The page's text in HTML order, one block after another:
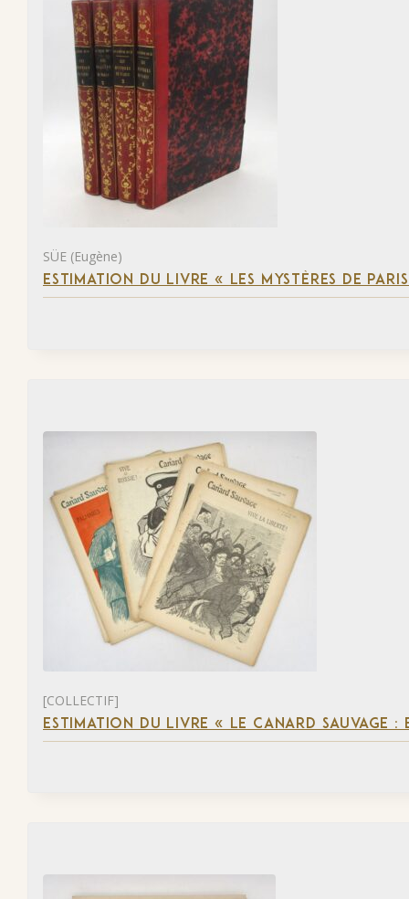
SÜE (Eugène)
ESTIMATION DU LIVRE « LES MYSTÈRES DE
[COLLECTIF]
ESTIMATION DU LIVRE « LE CANARD SAUVAGE :